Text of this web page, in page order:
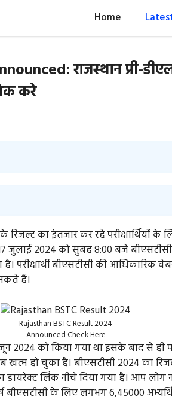
Home
राजस्थान प्री-
करे
के रिजल्ट का इंतजार कर रहे परीक्षार्थियों
जुलाई 2024 को सुबह 8:00 बजे
परीक्षार्थी बीएसटीसी की आधिकारिक
हैं।
Rajasthan BSTC Result 2024
Announced Check Here
2024 को किया गया था इसके बाद से ही
खत्म हो चुका है। बीएसटीसी 2024 का
डायरेक्ट लिंक नीचे दिया गया है। आप
के लिए लगभग 6,45000